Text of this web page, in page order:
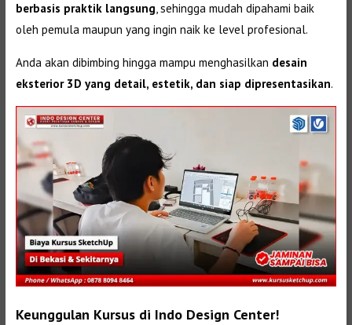
berbasis praktik langsung, sehingga mudah dipahami baik
oleh pemula maupun yang ingin naik ke level profesional.
Anda akan dibimbing hingga mampu menghasilkan desain
eksterior 3D yang detail, estetik, dan siap dipresentasikan.
Keunggulan Kursus di Indo Design Center!